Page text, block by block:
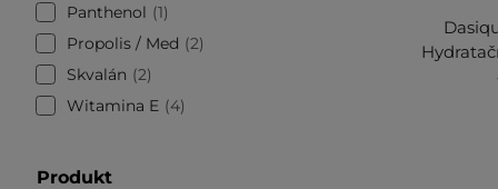
Panthenol
1
Propolis / Med
2
Skvalán
2
Witamina E
4
Produkt